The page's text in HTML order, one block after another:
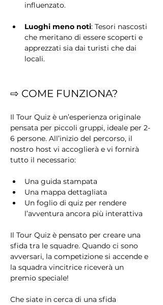
influenzato.
Luoghi meno noti: Tesori nascosti
che meritano di essere scoperti e
apprezzati sia dai turisti che dai
locali.
⇨ COME FUNZIONA?
Il Tour Quiz è un’esperienza originale
pensata per piccoli gruppi, ideale per 2-
6 persone. All’inizio del percorso, il
nostro host vi accoglierà e vi fornirà
tutto il necessario:
Una guida stampata
Una mappa dettagliata
Un foglio di quiz per rendere
l’avventura ancora più interattiva
Il Tour Quiz è pensato per creare una
sfida tra le squadre. Quando ci sono
avversari, la competizione si accende e
la squadra vincitrice riceverà un
premio speciale!
Che siate in cerca di una sfida